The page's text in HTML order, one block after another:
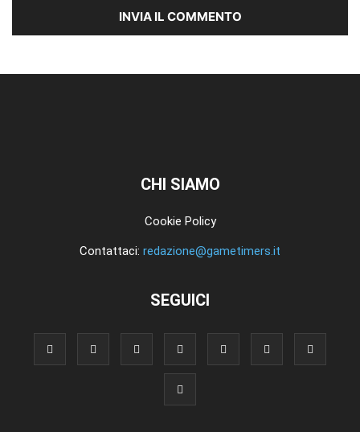
CHI SIAMO
Cookie Policy
Contattaci: redazione@gametimers.it
SEGUICI